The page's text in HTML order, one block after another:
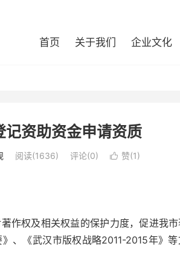
首页 关于我们 企业文化
记资助资金申请资质
阅读(1636) 评论(0)  赞(1)
作权及相关权益的保护力度，促进我
、《武汉市版权战略2011-2015年》